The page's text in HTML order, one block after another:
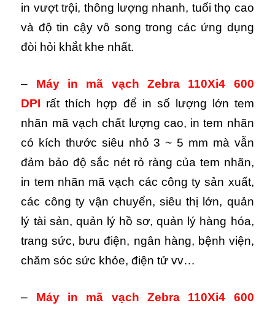
in vượt trội, thông lượng nhanh, tuổi thọ cao
và độ tin cậy vô song trong các ứng dụng
đòi hỏi khắt khe nhất.
– Máy in mã vạch Zebra 110Xi4
600
DPI rất thích hợp để in số lượng lớn tem
nhãn mã vạch chất lượng cao, in tem nhãn
có kích thước siêu nhỏ 3 ~ 5 mm mà vẫn
đảm bảo độ sắc nét rỏ ràng của tem nhãn,
in tem nhãn mã vạch các công ty sản xuất,
các công ty vận chuyển, siêu thị lớn, quản
lý tài sản, quản lý hồ sơ, quản lý hàng hóa,
trang sức, bưu điện, ngân hàng, bệnh viện,
chăm sóc sức khỏe, điện tử vv…
– Máy in mã vạch Zebra 110Xi4
600